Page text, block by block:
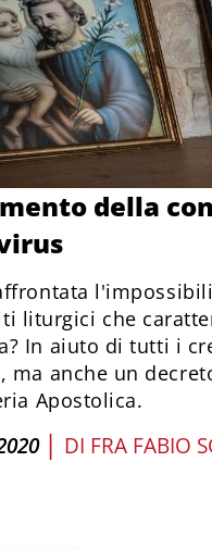
della
liturgici che
In aiuto di tutti i
ma anche un
Apostolica.
| DI FRA FABIO